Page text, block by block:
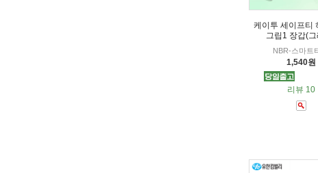
케이투 세이프티
그립1 장갑(
NBR-스마트
1,540원
리뷰 10